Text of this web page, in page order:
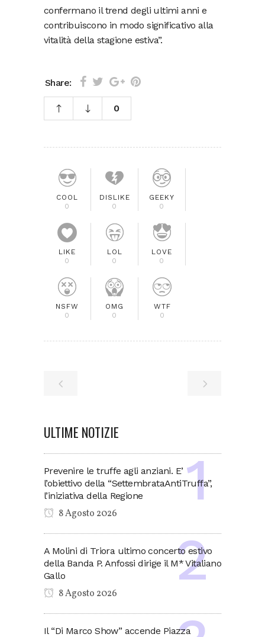
confermano il trend degli ultimi anni e
contribuiscono in modo significativo alla
vitalità della stagione estiva”.
Share:
0
COOL
0
DISLIKE
0
GEEKY
0
LIKE
0
LOL
0
LOVE
0
NSFW
0
OMG
0
WTF
0
ULTIME NOTIZIE
Prevenire le truffe agli anziani. E’
l’obiettivo della “SettembrataAntiTruffa”,
l’iniziativa della Regione
8 Agosto 2026
A Molini di Triora ultimo concerto estivo
della Banda P. Anfossi dirige il M* Vitaliano
Gallo
8 Agosto 2026
Il “Di Marco Show” accende Piazza